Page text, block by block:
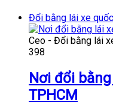
Đổi bằng lái xe
Ceo - Đổi bằng lái
398
Nơi đổi
TPHCM